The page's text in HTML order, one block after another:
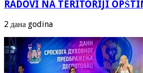
RADOVI NA TERITORIJI
2 дана godina